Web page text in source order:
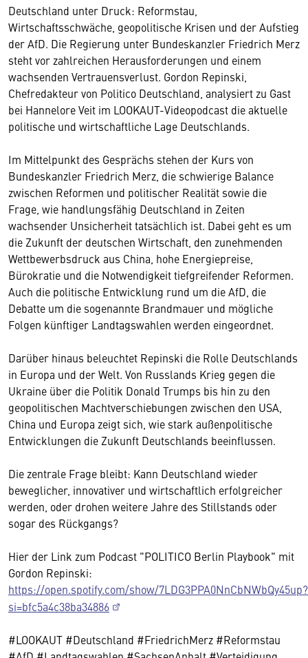
Deutschland unter Druck: Reformstau,
Wirtschaftsschwäche, geopolitische Krisen und der Aufstieg
der AfD. Die Regierung unter Bundeskanzler Friedrich Merz
steht vor zahlreichen Herausforderungen und einem
wachsenden Vertrauensverlust. Gordon Repinski,
Chefredakteur von Politico Deutschland, analysiert zu Gast
bei Hannelore Veit im LOOKAUT-Videopodcast die aktuelle
politische und wirtschaftliche Lage Deutschlands.
Im Mittelpunkt des Gesprächs stehen der Kurs von
Bundeskanzler Friedrich Merz, die schwierige Balance
zwischen Reformen und politischer Realität sowie die
Frage, wie handlungsfähig Deutschland in Zeiten
wachsender Unsicherheit tatsächlich ist. Dabei geht es um
die Zukunft der deutschen Wirtschaft, den zunehmenden
Wettbewerbsdruck aus China, hohe Energiepreise,
Bürokratie und die Notwendigkeit tiefgreifender Reformen.
Auch die politische Entwicklung rund um die AfD, die
Debatte um die sogenannte Brandmauer und mögliche
Folgen künftiger Landtagswahlen werden eingeordnet.
Darüber hinaus beleuchtet Repinski die Rolle Deutschlands
in Europa und der Welt. Von Russlands Krieg gegen die
Ukraine über die Politik Donald Trumps bis hin zu den
geopolitischen Machtverschiebungen zwischen den USA,
China und Europa zeigt sich, wie stark außenpolitische
Entwicklungen die Zukunft Deutschlands beeinflussen.
Die zentrale Frage bleibt: Kann Deutschland wieder
beweglicher, innovativer und wirtschaftlich erfolgreicher
werden, oder drohen weitere Jahre des Stillstands oder
sogar des Rückgangs?
Hier der Link zum Podcast "POLITICO Berlin Playbook" mit
Gordon Repinski:
https://open.spotify.com/show/7LDG3PPA0NnCbNWbQy45up?
si=bfc5a4c38ba34886
#LOOKAUT #Deutschland #FriedrichMerz #Reformstau